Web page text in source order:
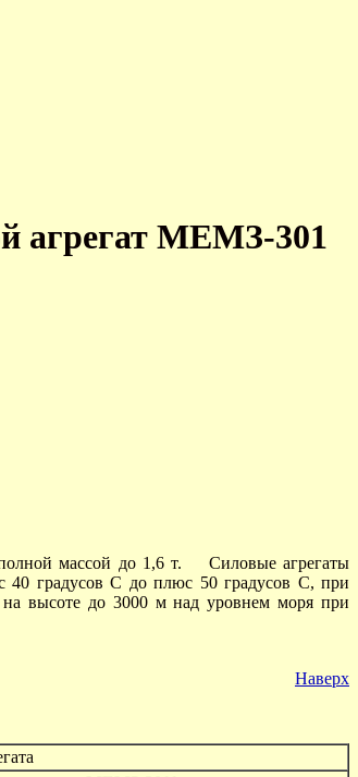
агрегат МЕМЗ-301
массой до 1,6 т. Силовые агрегаты
40 градусов С до плюс 50 градусов С, при
на высоте до 3000 м над уровнем моря при
Наверх